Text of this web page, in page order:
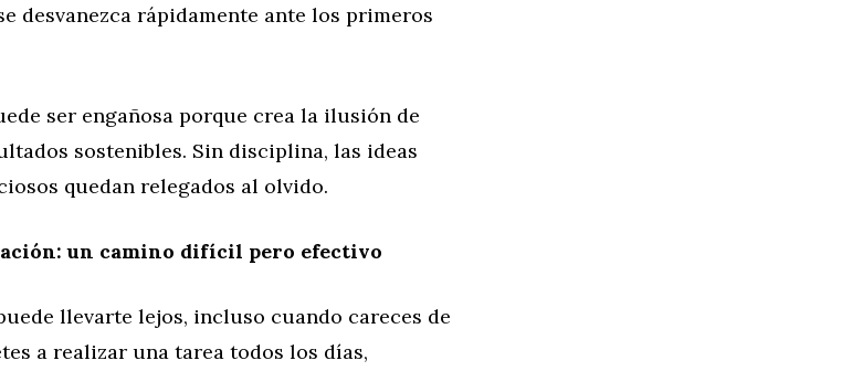
desvanezca rápidamente ante los primeros
ser engañosa porque crea la ilusión de
sostenibles. Sin disciplina, las ideas
quedan relegados al olvido.
un camino difícil pero efectivo
llevarte lejos, incluso cuando careces de
a realizar una tarea todos los días,